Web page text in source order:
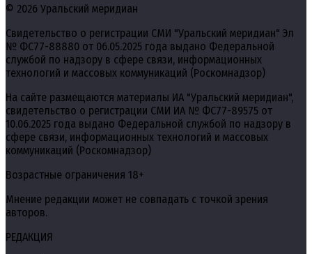
© 2026 Уральский меридиан
Свидетельство о регистрации СМИ "Уральский меридиан" Эл
№ ФС77-88880 от 06.05.2025 года выдано Федеральной
службой по надзору в сфере связи, информационных
технологий и массовых коммуникаций (Роскомнадзор)
На сайте размещаются материалы ИА "Уральский меридиан",
свидетельство о регистрации СМИ ИА № ФС77-89575 от
10.06.2025 года выдано Федеральной службой по надзору в
сфере связи, информационных технологий и массовых
коммуникаций (Роскомнадзор)
Возрастные ограничения 18+
Мнение редакции может не совпадать с точкой зрения
авторов.
РЕДАКЦИЯ